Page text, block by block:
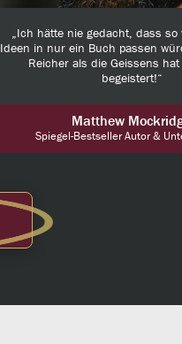
„Ich hätte nie gedacht, dass so
Ideen in nur ein Buch passen
Reicher als die Geissens
begeistert!“
Matthew
Spiegel-Bestseller Autor &